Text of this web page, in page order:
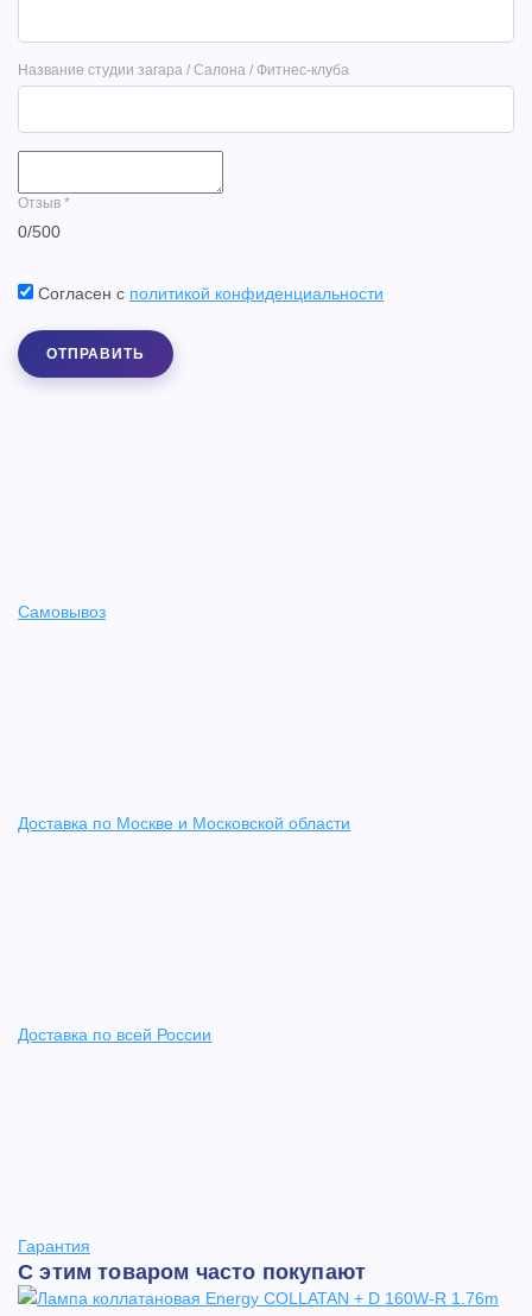
Название студии загара / Салона / Фитнес-клуба
Отзыв *
0/500
Согласен с политикой конфиденциальности
ОТПРАВИТЬ
Самовывоз
Доставка по Москве и Московской области
Доставка по всей России
Гарантия
С этим товаром часто покупают